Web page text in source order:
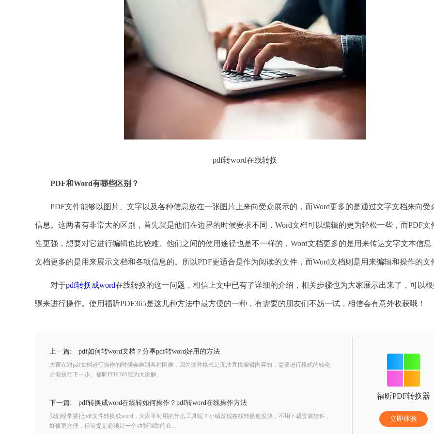
pdf转word在线转换
PDF和Word有哪些区别？
PDF文件能够以图片、文字以及各种信息放在一张图片上来向受众展示的，而Word更多的是通过文字文档来向受
信息。这两者有非常大的区别，首先就是他们在边界的时候要求不同，Word文档可以编辑的更为轻松一些，而PDF文
性更强，想要对它进行编辑也比较难。他们之间的使用途径也是不一样的，Word文档更多的是用来传达文字文本信息
文档更多的是用来展示文档和各项信息的。所以PDF更适合是作为阅读的文件，而Word文档则是用来编辑和操作的文
对于pdf转换成word在线转换的这一问题，相信上文中已有了详细的介绍，相关步骤也为大家展示出来了，可以
骤来进行操作。使用福昕PDF365是这几种方法中最方便的一种，有需要的朋友们不妨一试，相信会有意外收获哦！
上一篇: pdf如何转word文档？分享pdf转word好用的方法
大家在对pdf文档进行操作的时候会遇到各种困难，因为这种格式是无法直接编辑内容的，需要进行格式的转化
才能执行下一步。福昕PDF365就为大家解...
下一篇: pdf转换成word在线转如何操作？pdf转word在线操作方法
我们经常要把pdf文件转换成word，大家平时用的什么工具呢？小编发现在线转换速度快，不用下载安装软件，
好像更方便，但前提是必须是一个功能强劲的在...
福昕PDF转换器
立即体验